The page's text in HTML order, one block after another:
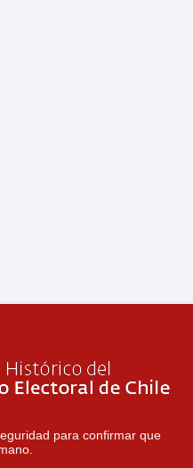
para confirmar que